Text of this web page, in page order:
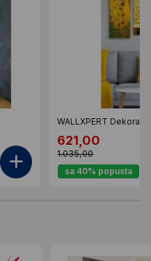
WALLXPERT
621,00
1.035,00
sa 40% popusta